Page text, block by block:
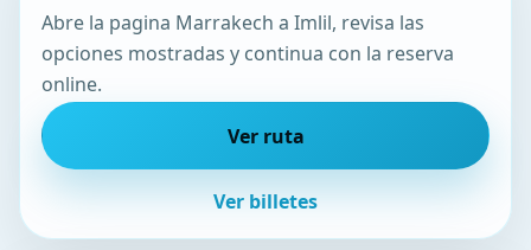
Abre la pagina Marrakech a Imlil, revisa las
opciones mostradas y continua con la reserva
online.
Ver ruta
Ver billetes